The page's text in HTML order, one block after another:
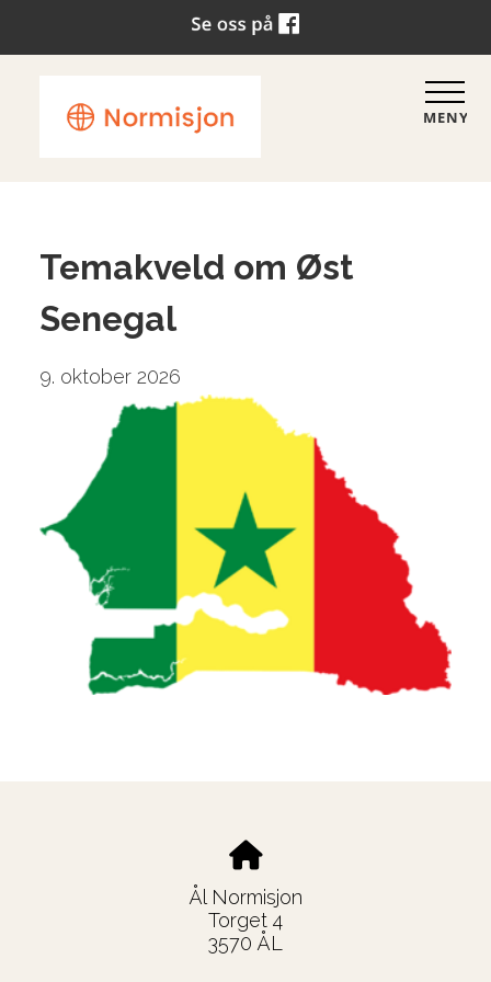
MENY
Temakveld om Øst
Senegal
9. oktober 2026
Ål Normisjon
Torget 4
3570 ÅL